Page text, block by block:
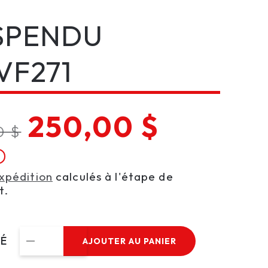
$
Prix
soldé
250,00 $
calculés à l'étape de
RéduireAugmenter
AJOUTER AU PANIER